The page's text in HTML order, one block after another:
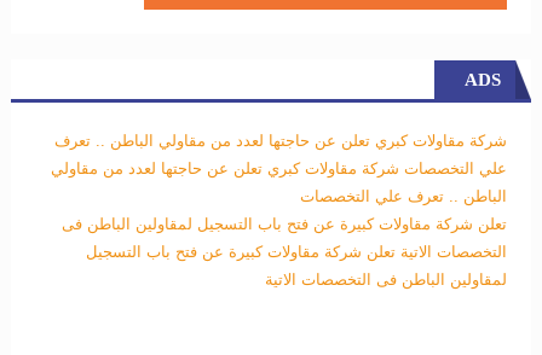
ADS
شركة مقاولات كبري تعلن عن حاجتها لعدد من مقاولي الباطن .. تعرف
علي التخصصات شركة مقاولات كبري تعلن عن حاجتها لعدد من مقاولي
الباطن .. تعرف علي التخصصات
تعلن شركة مقاولات كبيرة عن فتح باب التسجيل لمقاولين الباطن فى
التخصصات الاتية تعلن شركة مقاولات كبيرة عن فتح باب التسجيل
لمقاولين الباطن فى التخصصات الاتية